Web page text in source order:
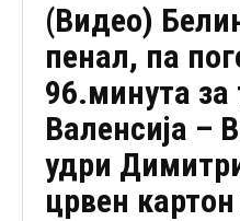
(Видео)
пенал, па
96.минута
Валенсија –
удри
црвен